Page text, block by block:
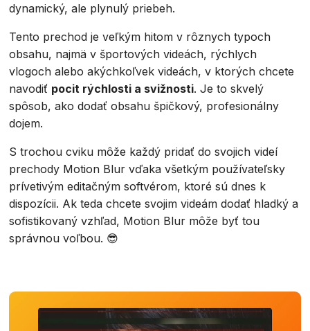
dynamický, ale plynulý priebeh.
Tento prechod je veľkým hitom v rôznych typoch
obsahu, najmä v športových videách, rýchlych
vlogoch alebo akýchkoľvek videách, v ktorých chcete
navodiť pocit rýchlosti a svižnosti. Je to skvelý
spôsob, ako dodať obsahu špičkový, profesionálny
dojem.
S trochou cviku môže každý pridať do svojich videí
prechody Motion Blur vďaka všetkým používateľsky
prívetivým editačným softvérom, ktoré sú dnes k
dispozícii. Ak teda chcete svojim videám dodať hladký a
sofistikovaný vzhľad, Motion Blur môže byť tou
správnou voľbou. 😎